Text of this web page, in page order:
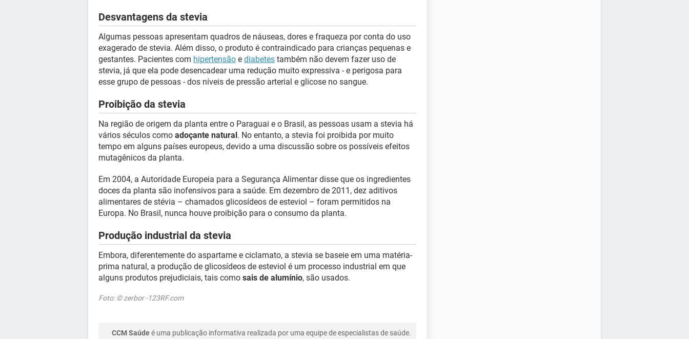
Desvantagens da stevia
Algumas pessoas apresentam quadros de náuseas, dores e fraqueza por conta do uso
exagerado de stevia. Além disso, o produto é contraindicado para crianças pequenas e
gestantes. Pacientes com hipertensão e diabetes também não devem fazer uso de
stevia, já que ela pode desencadear uma redução muito expressiva - e perigosa para
esse grupo de pessoas - dos níveis de pressão arterial e glicose no sangue.
Proibição da stevia
Na região de origem da planta entre o Paraguai e o Brasil, as pessoas usam a stevia há
vários séculos como adoçante natural. No entanto, a stevia foi proibida por muito
tempo em alguns países europeus, devido a uma discussão sobre os possíveis efeitos
mutagênicos da planta.
Em 2004, a Autoridade Europeia para a Segurança Alimentar disse que os ingredientes
doces da planta são inofensivos para a saúde. Em dezembro de 2011, dez aditivos
alimentares de stévia – chamados glicosídeos de esteviol – foram permitidos na
Europa. No Brasil, nunca houve proibição para o consumo da planta.
Produção industrial da stevia
Embora, diferentemente do aspartame e ciclamato, a stevia se baseie em uma matéria-
prima natural, a produção de glicosídeos de esteviol é um processo industrial em que
alguns produtos prejudiciais, tais como sais de alumínio, são usados.
Foto: © zerbor -123RF.com
CCM Saúdeé uma publicação informativa realizada por uma equipe de especialistas de saúde.